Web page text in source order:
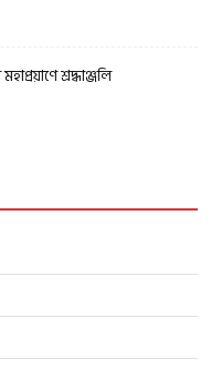
শ্রদ্ধাঞ্জলি